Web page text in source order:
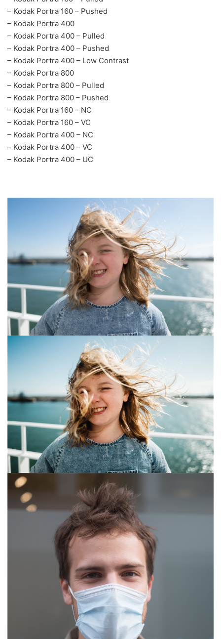
– Kodak Portra 160 – Pushed
– Kodak Portra 400
– Kodak Portra 400 – Pulled
– Kodak Portra 400 – Pushed
– Kodak Portra 400 – Low Contrast
– Kodak Portra 800
– Kodak Portra 800 – Pulled
– Kodak Portra 800 – Pushed
– Kodak Portra 160 – NC
– Kodak Portra 160 – VC
– Kodak Portra 400 – NC
– Kodak Portra 400 – VC
– Kodak Portra 400 – UC